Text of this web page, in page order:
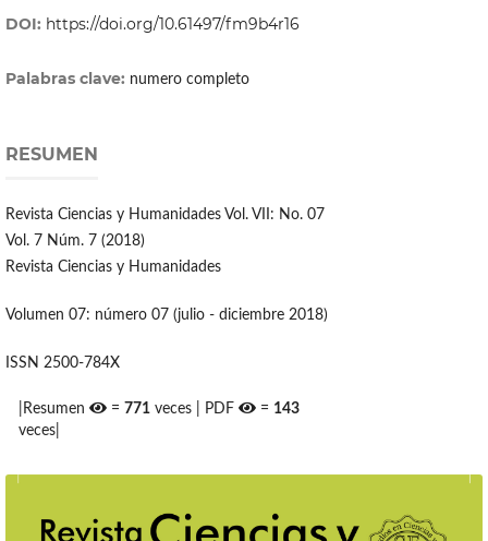
DOI: https://doi.org/10.61497/fm9b4r16
Palabras clave: numero completo
RESUMEN
Revista Ciencias y Humanidades Vol. VII: No. 07
Vol. 7 Núm. 7 (2018)
Revista Ciencias y Humanidades
Volumen 07: número 07 (julio - diciembre 2018)
ISSN 2500-784X
|Resumen = 771veces | PDF = 143
veces|